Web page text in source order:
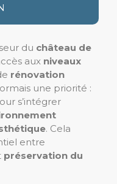
du château de
aux niveaux
rénovation
une priorité :
s’intégrer
. Cela
entre
préservation du